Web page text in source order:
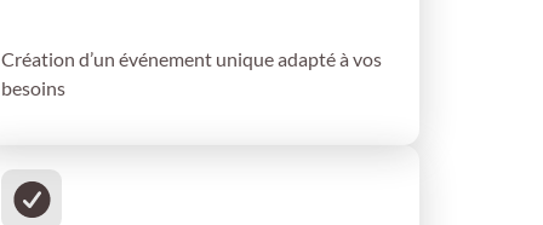
Création d’un événement unique adapté à vos
besoins